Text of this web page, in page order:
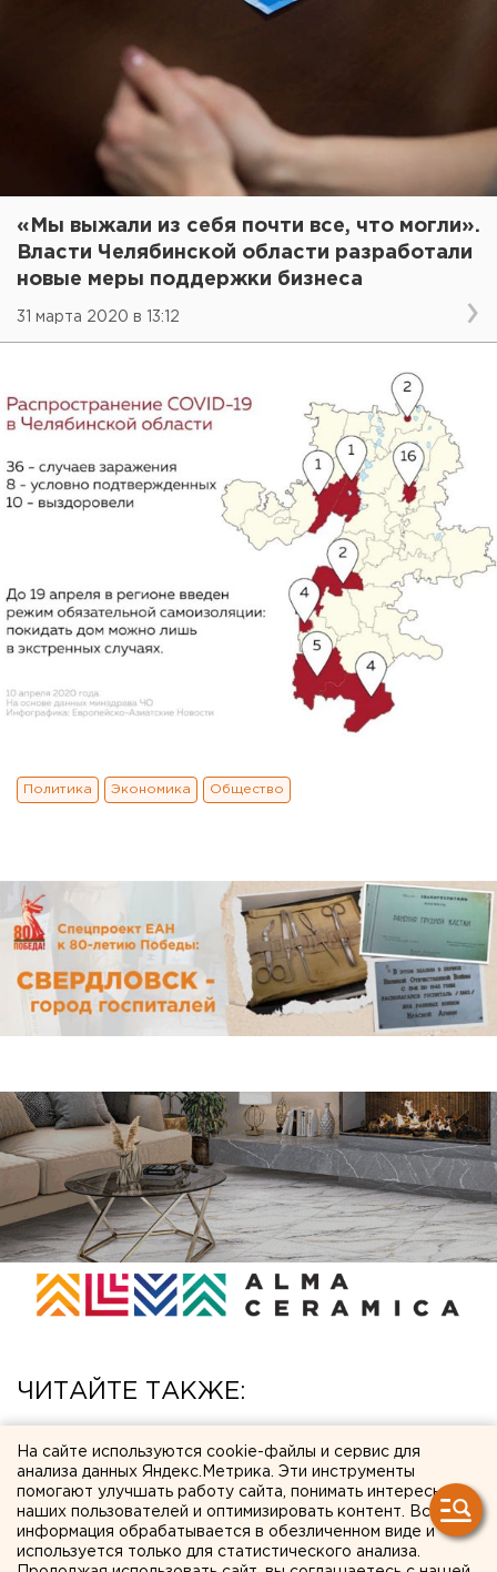
«Мы выжали из себя почти все, что могли».
Власти Челябинской области разработали
новые меры поддержки бизнеса
31 марта 2020 в 13:12
Политика Экономика Общество
ЧИТАЙТЕ ТАКЖЕ:
Екатеринбурге
Ракетную опасность объявили в
Свердловской области
Сгоревший квартал в центре Оренбурга
На сайте используются cookie-файлы и сервис для
анализа данных Яндекс.Метрика. Эти инструменты
помогают улучшать работу сайта, понимать интересы
наших пользователей и оптимизировать контент. Вся
информация обрабатывается в обезличенном виде и
используется только для статистического анализа.